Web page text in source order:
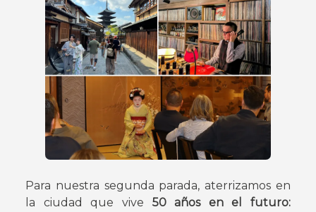
Para nuestra segunda parada, aterrizamos en
la ciudad que vive 50 años en el futuro: